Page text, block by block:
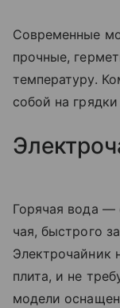
Современные
прочные,
температуру.
собой на
Горячая вода —
чая, быстрого
Электрочайник
плита, и не
модели